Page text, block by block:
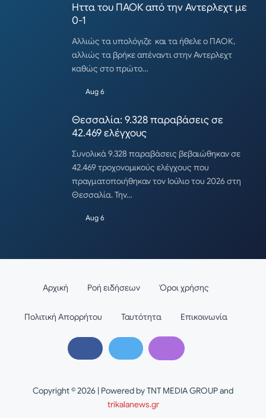
Ηττα του ΠΑΟΚ από την Αντερλεχτ με
0-1
Αλλιώς τα υπολόγιζε και τα ήθελε ο ΠΑΟΚ,
αλλιώς τα βρήκε απέναντι στην Αντερλεχτ
καθώς στο πρώτο…
Aug 6
Θεσσαλία: 9.328 παραβάσεις σε
42.469 ελέγχους
Συνολικά 9.328 παραβάσεις βεβαιώθηκαν σε
42.469 τροχονομικούς ελέγχους που
πραγματοποιήθηκαν τον Ιούλιο του 2026 στη
Θεσσαλία. Την…
Aug 6
Copyright © 2026 | Powered by TNT MEDIA GROUP and
trikalanews.gr
Αρχική Ροή ειδήσεων Όροι χρήσης
Πολιτική Απορρήτου Ταυτότητα Επικοινωνία